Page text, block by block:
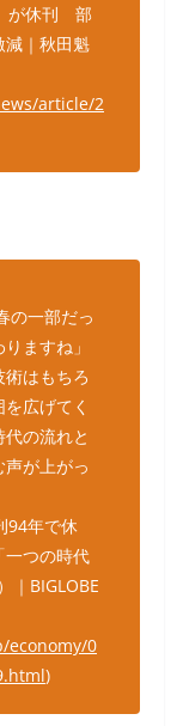
が休刊 部
減｜秋田魁
article/2
の一部だっ
ますね」
術はもちろ
広げてく
の流れと
が上がっ
94年で休
つの時代
｜BIGLOBE
economy/0
)